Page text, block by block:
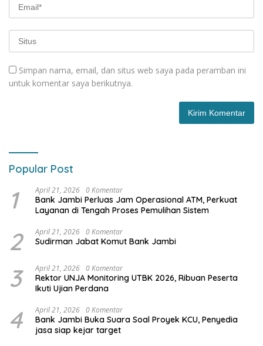
Simpan nama, email, dan situs web saya pada peramban ini
untuk komentar saya berikutnya.
Popular Post
1 April 21, 2026 0 Komentar
Bank Jambi Perluas Jam Operasional ATM, Perkuat
Layanan di Tengah Proses Pemulihan Sistem
2 April 21, 2026 0 Komentar
Sudirman Jabat Komut Bank Jambi
3 April 21, 2026 0 Komentar
Rektor UNJA Monitoring UTBK 2026, Ribuan Peserta
Ikuti Ujian Perdana
4 April 21, 2026 0 Komentar
Bank Jambi Buka Suara Soal Proyek KCU, Penyedia
jasa siap kejar target